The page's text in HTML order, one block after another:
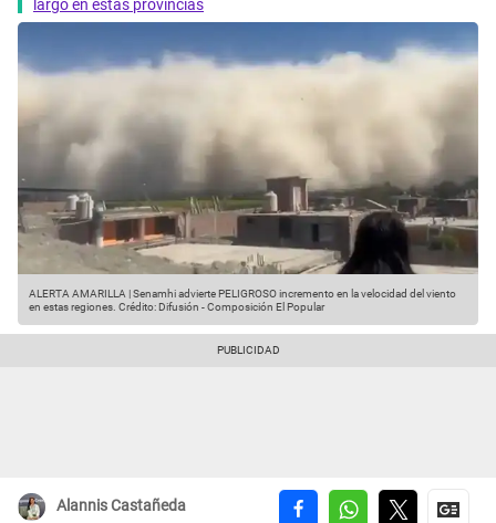
largo en estas provincias
ALERTA AMARILLA | Senamhi advierte PELIGROSO incremento en la velocidad del viento
en estas regiones. Crédito: Difusión - Composición El Popular
Alannis Castañeda